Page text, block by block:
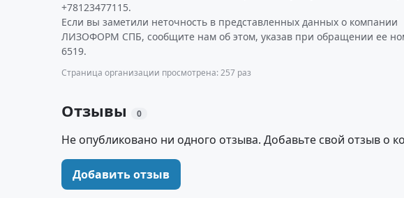
+78123477115.
Если вы заметили неточность в представленных данных о компании
ЛИЗОФОРМ СПБ, сообщите нам об этом, указав при обращении ее
6519.
Страница организации просмотрена: 257 раз
Отзывы 0
Не опубликовано ни одного отзыва. Добавьте свой отзыв о
Добавить отзыв